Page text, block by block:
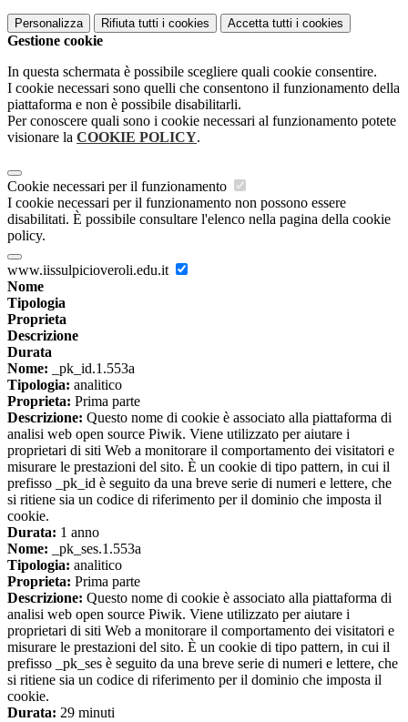
Personalizza Rifiuta tutti i cookies Accetta tutti i cookies
Gestione cookie
In questa schermata è possibile scegliere quali cookie consentire.
I cookie necessari sono quelli che consentono il funzionamento della
piattaforma e non è possibile disabilitarli.
Per conoscere quali sono i cookie necessari al funzionamento potete
visionare la COOKIE POLICY.
Cookie necessari per il funzionamento
I cookie necessari per il funzionamento non possono essere
disabilitati. È possibile consultare l'elenco nella pagina della cookie
policy.
www.iissulpicioveroli.edu.it
Nome
Tipologia
Proprieta
Descrizione
Durata
Nome: _pk_id.1.553a
Tipologia: analitico
Proprieta: Prima parte
Descrizione: Questo nome di cookie è associato alla piattaforma di
analisi web open source Piwik. Viene utilizzato per aiutare i
proprietari di siti Web a monitorare il comportamento dei visitatori e
misurare le prestazioni del sito. È un cookie di tipo pattern, in cui il
prefisso _pk_id è seguito da una breve serie di numeri e lettere, che
si ritiene sia un codice di riferimento per il dominio che imposta il
cookie.
Durata: 1 anno
Nome: _pk_ses.1.553a
Tipologia: analitico
Proprieta: Prima parte
Descrizione: Questo nome di cookie è associato alla piattaforma di
analisi web open source Piwik. Viene utilizzato per aiutare i
proprietari di siti Web a monitorare il comportamento dei visitatori e
misurare le prestazioni del sito. È un cookie di tipo pattern, in cui il
prefisso _pk_ses è seguito da una breve serie di numeri e lettere, che
si ritiene sia un codice di riferimento per il dominio che imposta il
cookie.
Durata: 29 minuti